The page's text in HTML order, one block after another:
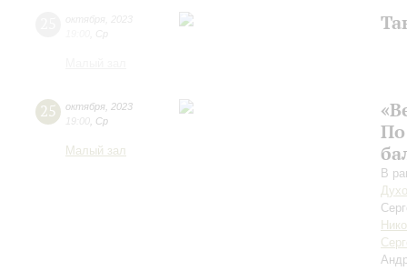
25 октября 2023
19:00 Ср
Малый зал
В